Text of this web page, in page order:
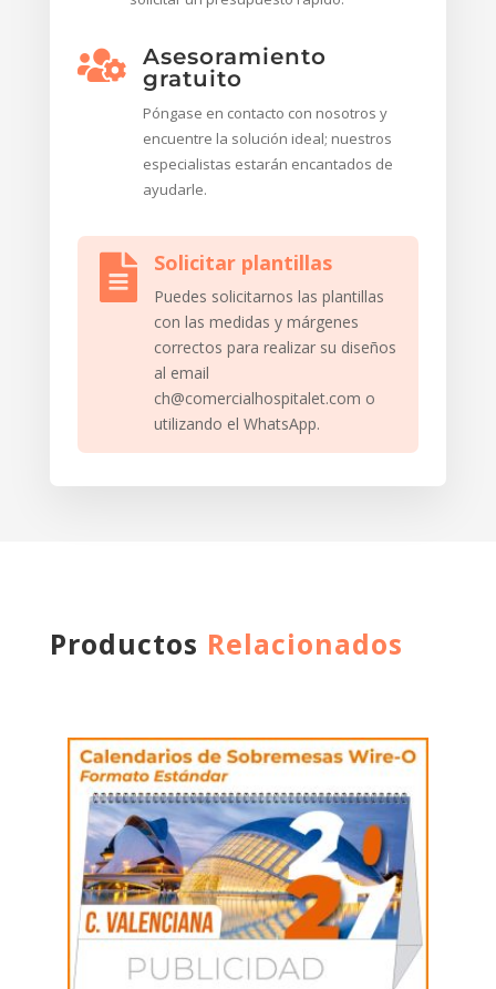

Asesoramiento
gratuito
Póngase en contacto con nosotros y
encuentre la solución ideal; nuestros
especialistas estarán encantados de
ayudarle.
 Solicitar plantillas
Puedes solicitarnos las plantillas
con las medidas y márgenes
correctos para realizar su diseños
al email
ch@comercialhospitalet.com o
utilizando el WhatsApp.
Productos Relacionados